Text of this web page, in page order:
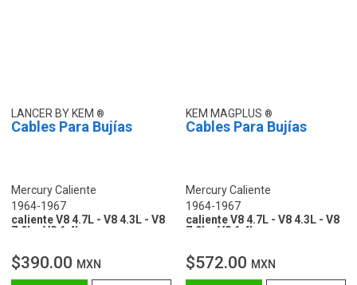
LANCER BY KEM
Cables Para Bujías
Mercury Caliente
1964-1967
caliente V8 4.7L - V8 4.3L - V8
7.0L - V8 6.4L
$390.00 MXN
KEM MAGPLUS
Cables Para Bujías
Mercury Caliente
1964-1967
caliente V8 4.7L - V8 4.3L - V8
7.0L - V8 6.4L
$572.00 MXN